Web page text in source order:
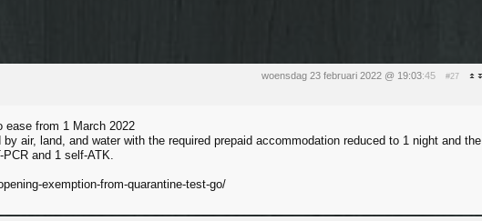
woensdag 23 februari 2022 @ 19:03:45 #27
ease from 1 March 2022
air, land, and water with the required prepaid accommodation reduced to 1 night and the
and 1 self-ATK.
exemption-from-quarantine-test-go/